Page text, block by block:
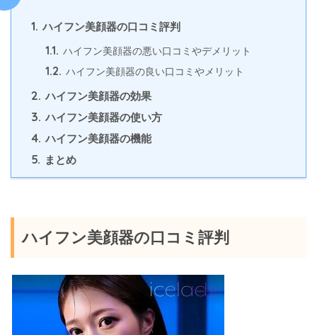
1. ハイフン美顔器の口コミ評判
1.1. ハイフン美顔器の悪い口コミやデメリット
1.2. ハイフン美顔器の良い口コミやメリット
2. ハイフン美顔器の効果
3. ハイフン美顔器の使い方
4. ハイフン美顔器の機能
5. まとめ
ハイフン美顔器の口コミ評判